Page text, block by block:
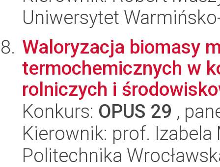
Uniwersytet
Waloryzacja biomasy
termochemicznych w
rolniczych i
Konkurs: OPUS 29 ,
Kierownik: prof.
Politechnika